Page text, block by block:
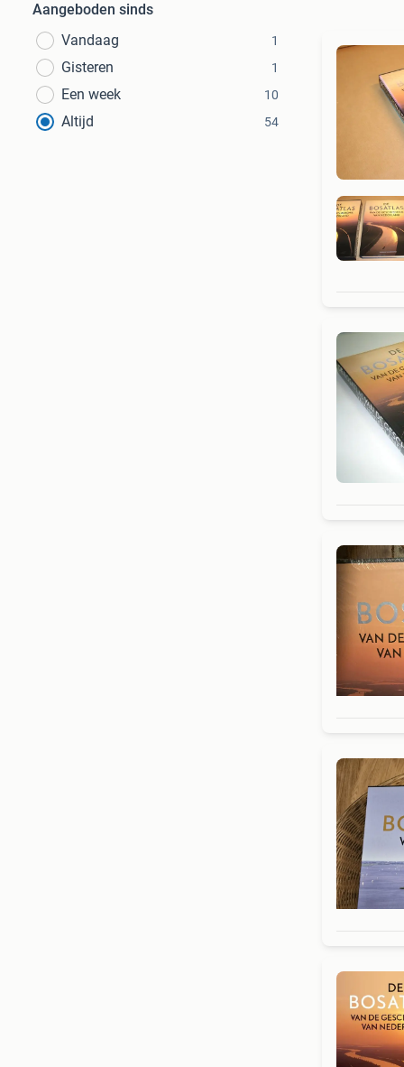
Aangeboden sinds
Vandaag
1
Gisteren 1
Een week 10
Altijd 54